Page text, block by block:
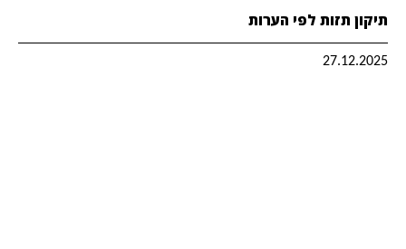
תיקון תזות לפי הערות
27.12.2025